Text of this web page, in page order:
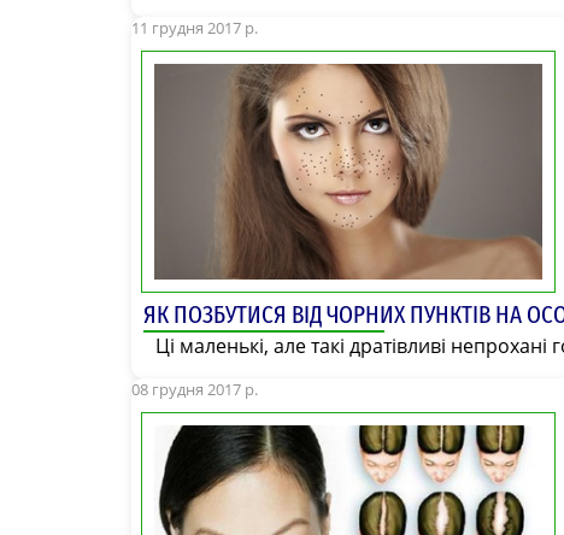
11 грудня 2017 р.
ЯК ПОЗБУТИСЯ ВІД ЧОРНИХ ПУНКТІВ НА
Ці маленькі, але такі дратівливі
08 грудня 2017 р.